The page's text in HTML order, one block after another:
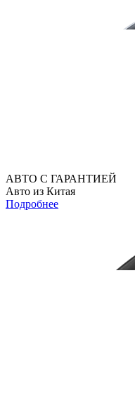
АВТО С ГАРАНТИЕЙ
Авто из Китая
Подробнее